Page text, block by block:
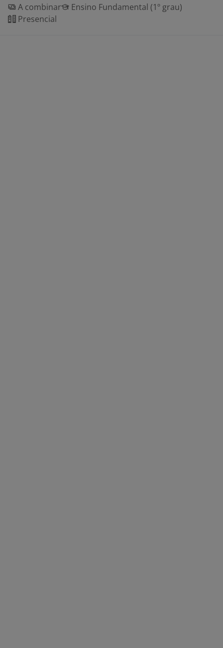
A combinar
Ensino Fundamental (1º grau)
Presencial